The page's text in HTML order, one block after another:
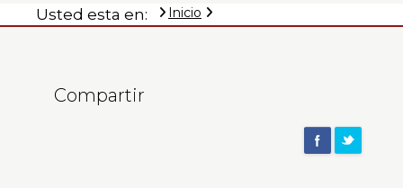
Usted esta en: Inicio
Compartir